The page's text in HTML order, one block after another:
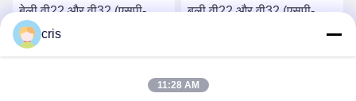
बली वी22 और वी32 (एसपी-
आरएनडी-बली) बली बटन बिक्री
के लिए
बाली वी22 और वी32 (एसपी-
cris
11:28 AM